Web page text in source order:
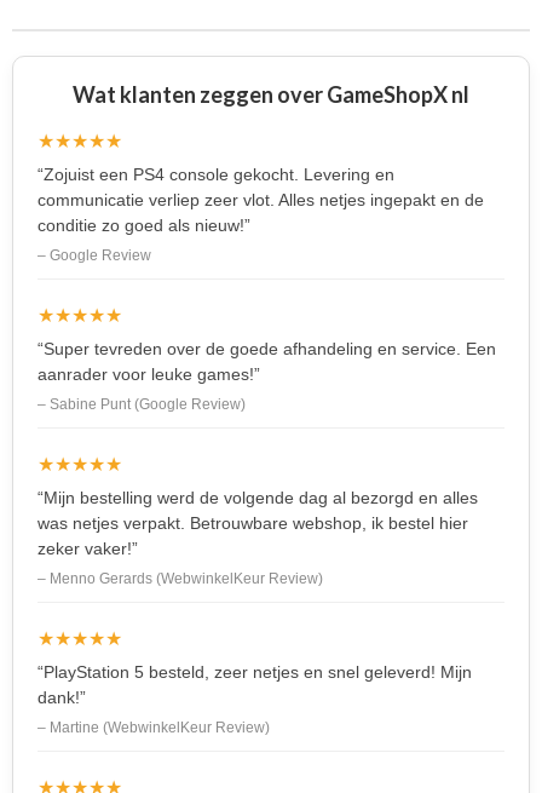
Wat klanten zeggen over GameShopX nl
★★★★★
“Zojuist een PS4 console gekocht. Levering en
communicatie verliep zeer vlot. Alles netjes ingepakt en de
conditie zo goed als nieuw!”
– Google Review
★★★★★
“Super tevreden over de goede afhandeling en service. Een
aanrader voor leuke games!”
– Sabine Punt (Google Review)
★★★★★
“Mijn bestelling werd de volgende dag al bezorgd en alles
was netjes verpakt. Betrouwbare webshop, ik bestel hier
zeker vaker!”
– Menno Gerards (WebwinkelKeur Review)
★★★★★
“PlayStation 5 besteld, zeer netjes en snel geleverd! Mijn
dank!”
– Martine (WebwinkelKeur Review)
★★★★★